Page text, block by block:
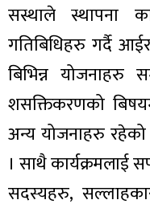
सस्थाले स्थापना
गतिबिधिहरु गर्दै
बिभिन्न योजनाहरु
शसक्तिकरणको
अन्य योजनाहरु
। साथै कार्यक्रमलाई
सदस्यहरु,